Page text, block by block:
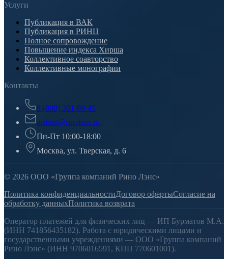
Услуги
Публикация в ВАК
Публикация в РИНЦ
Полное сопровождение
Повышение индекса Хирша
Коллективное соавторство
Коллективные монографии
Контакты
8 (800) 301-88-45
institut@rinolens.ru
Пн-Пт 10:00-18:00
Москва, ул. Тверская, д. 6
© 2026 ООО «Группа компаний Рино Лэнс»
Политика конфиденциальностиДоговор офертыСогласие на
обработку данныхПолитика возврата
Оператор платежей для физических лиц — ИП Бурматов М.А.
(ИНН 741856435182). Работа с юридическими лицами и
государственными учреждениями — ООО «Группа компаний
Рино Лэнс» (ИНН 9706016591, КПП 770601001).